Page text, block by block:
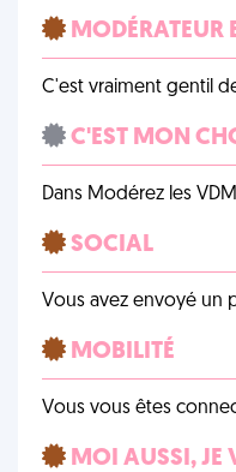
MODÉRATEUR
C'est vraiment gentil
C'EST MON
Dans Modérez les
SOCIAL
Vous avez envoyé un
MOBILITÉ
Vous vous êtes
MOI AUSSI, JE